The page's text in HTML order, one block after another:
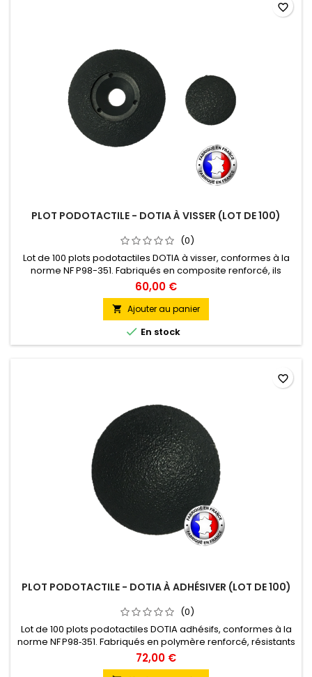
PLOT PODOTACTILE - DOTIA À VISSER (LOT DE 100)
(0)
Lot de 100 plots podotactiles DOTIA à visser, conformes à la
norme NF P98-351. Fabriqués en composite renforcé, ils
assurent une résistance optimale aux chocs, UV et produits
d’entretien. Pose simple sur béton ou bois grâce à une
fixation par vis et opercule de finition. Permet de sécuriser
efficacement vos zones de vigilance (150 plots/mètre
linéaire)....
60,00 €
 Ajouter au panier
 En stock
favorite_border
PLOT PODOTACTILE - DOTIA À ADHÉSIVER (LOT DE 100)
(0)
Lot de 100 plots podotactiles DOTIA adhésifs, conformes à la
norme NF P98‑351. Fabriqués en polymère renforcé, résistants
aux chocs, aux UV et aux produits de nettoyage. Pose simple
sur supports lisses avec leur adhésif épais permanent.
72,00 €
favorite_border